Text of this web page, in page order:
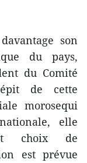
son
du pays,
du Comité
de cette
morosequi
elle
et choix de
est prévue